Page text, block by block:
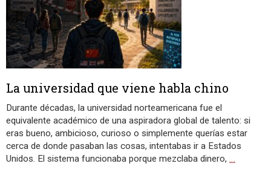
La universidad que viene habla chino
Durante décadas, la universidad norteamericana fue el
equivalente académico de una aspiradora global de talento: si
eras bueno, ambicioso, curioso o simplemente querías estar
cerca de donde pasaban las cosas, intentabas ir a Estados
Unidos. El sistema funcionaba porque mezclaba dinero, …